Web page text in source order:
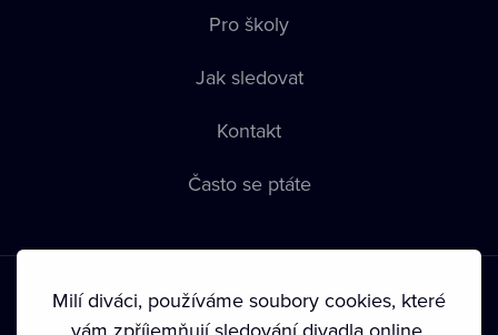
Pro školy
Jak sledovat
Kontakt
Často se ptáte
Milí diváci, používáme soubory cookies, které